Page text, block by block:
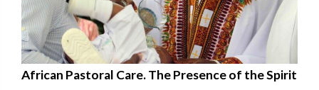
African Pastoral Care. The Presence of the Spirit